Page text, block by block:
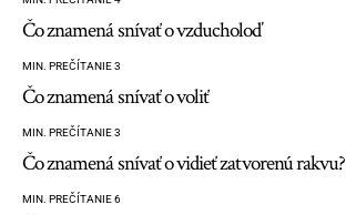
Čo znamená snívať o vzducholoď
MIN. PREČÍTANIE 3
Čo znamená snívať o voliť
MIN. PREČÍTANIE 3
Čo znamená snívať o vidieť zatvorenú rakvu?
MIN. PREČÍTANIE 6